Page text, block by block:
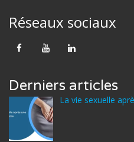
Réseaux sociaux
Derniers articles
La vie sexuelle